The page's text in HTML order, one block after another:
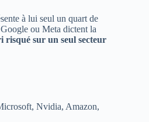
à lui seul un quart de
ou Meta dictent la
risqué sur un seul secteur
Nvidia, Amazon,